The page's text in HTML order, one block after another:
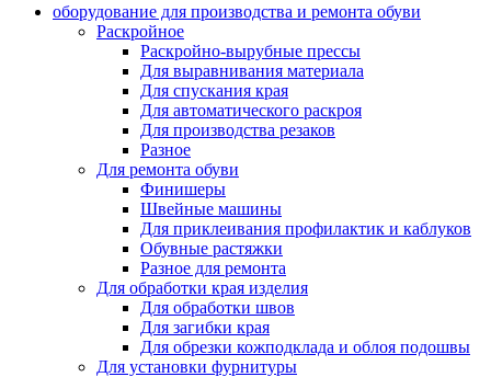
оборудование для производства и ремонта обуви
Раскройное
Раскройно-вырубные прессы
Для выравнивания материала
Для спускания края
Для автоматического раскроя
Для производства резаков
Разное
Для ремонта обуви
Финишеры
Швейные машины
Для приклеивания профилактик и каблуков
Обувные растяжки
Разное для ремонта
Для обработки края изделия
Для обработки швов
Для загибки края
Для обрезки кожподклада и облоя подошвы
Для установки фурнитуры